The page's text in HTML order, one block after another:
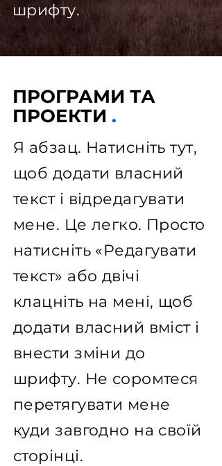
шрифту.
ПРОГРАМИ ТА
ПРОЕКТИ .
Я абзац. Натисніть тут,
щоб додати власний
текст і відредагувати
мене. Це легко. Просто
натисніть «Редагувати
текст» або двічі
клацніть на мені, щоб
додати власний вміст і
внести зміни до
шрифту. Не соромтеся
перетягувати мене
куди завгодно на своїй
сторінці.